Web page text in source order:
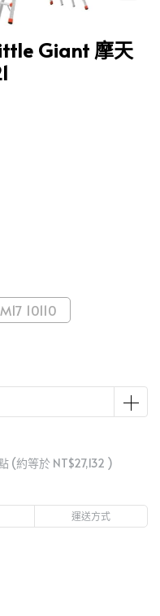
Giant 摩天
10110
(約等於 NT$27,132 )
運送方式